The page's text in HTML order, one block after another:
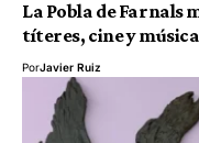
La Pobla de Farnals
títeres, cine y música
PorJavier Ruiz